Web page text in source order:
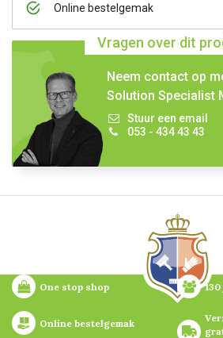
Online bestelgemak
Vragen over dit
Neem contact op
Solution Specialist
Stuur een email
053 - 434 43 43
One stop shop
Online bestelgemak